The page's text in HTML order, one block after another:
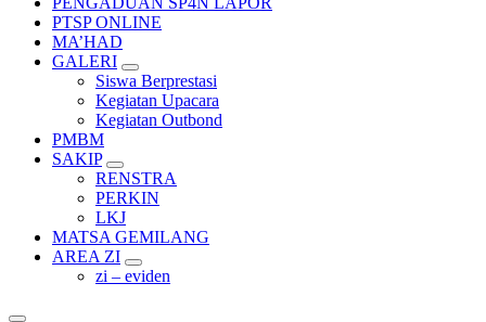
PTSP ONLINE
MA’HAD
GALERI
Siswa Berprestasi
Kegiatan Upacara
Kegiatan Outbond
PMBM
SAKIP
RENSTRA
PERKIN
LKJ
MATSA GEMILANG
AREA ZI
zi – eviden